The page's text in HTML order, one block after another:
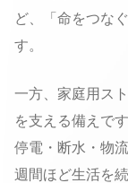
ど、「命をつな
す。
一方、家庭用ス
を支える備えです
停電・断水・物
週間ほど生活を